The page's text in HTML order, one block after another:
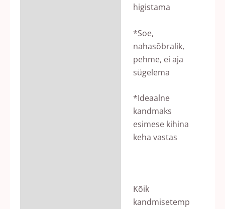
higistama
*Soe,
nahasõbralik,
pehme, ei aja
sügelema
*Ideaalne
kandmaks
esimese kihina
keha vastas
Kõik
kandmisetemp